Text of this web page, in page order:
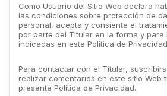
Como Usuario del Sitio Web declara
las condiciones sobre protección de
personal, acepta y consiente el
por parte del Titular en la forma y para
indicadas en esta Política de
Para contactar con el Titular,
realizar comentarios en este sitio Web
presente Política de Privacidad.